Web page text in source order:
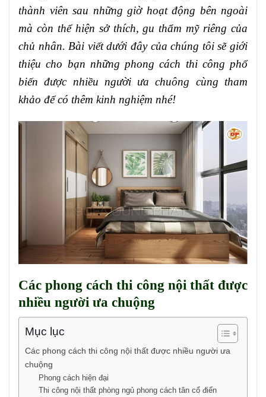
thành viên sau những giờ hoạt động bên ngoài
mà còn thể hiện sở thích, gu thẩm mỹ riêng của
chủ nhân. Bài viết dưới đây của chúng tôi sẽ giới
thiệu cho bạn những phong cách thi công phổ
biến được nhiều người ưa chuông cùng tham
khảo để có thêm kinh nghiệm nhé!
Các phong cách thi công nội thất được
nhiều người ưa chuộng
Mục lục
Các phong cách thi công nội thất được nhiều người ưa
chuộng
Phong cách hiện đại
Thi công nội thất phòng ngủ phong cách tân cổ điển